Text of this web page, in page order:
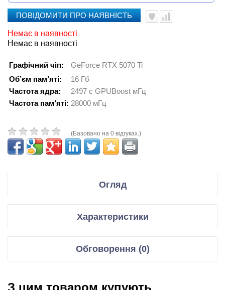
ПОВІДОМИТИ ПРО НАЯВНІСТЬ
Немає в наявності
Немає в наявності
Графічний чіп:
GeForce RTX 5070 Ti
Об’єм пам’яті:
16 Гб
Частота ядра:
2497 с GPUBoost мГц
Частота пам’яті: 28000 мГц
(Базовано на 0 відгуках.)
Огляд
Код производителя RTX 5070 Ti 16G INSPIRE 3X OC PLUS
Характеристики
Обговорення (0)
З цим товаром купують